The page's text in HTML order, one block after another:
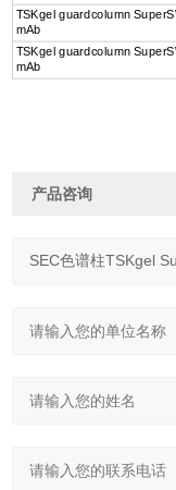
TSKgel guardcolumn
mAb
TSKgel guardcolumn
mAb
产品咨询